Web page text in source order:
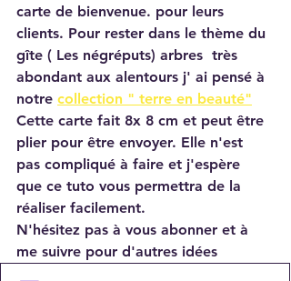
carte de bienvenue. pour leurs
clients. Pour rester dans le thème du
gîte ( Les négréputs) arbres  très
abondant aux alentours j' ai pensé à
notre collection " terre en beauté"
Cette carte fait 8x 8 cm et peut être
plier pour être envoyer. Elle n'est
pas compliqué à faire et j'espère
que ce tuto vous permettra de la
réaliser facilement.
N'hésitez pas à vous abonner et à
me suivre pour d'autres idées